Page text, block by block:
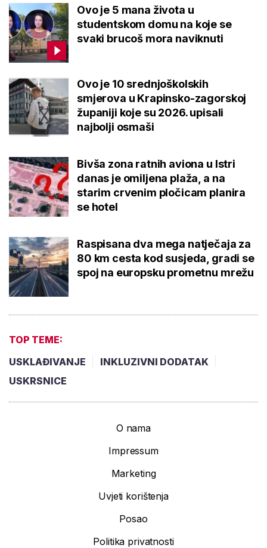
Ovo je 5 mana života u
studentskom domu na koje se
svaki brucoš mora naviknuti
Ovo je 10 srednjoškolskih
smjerova u Krapinsko-zagorskoj
županiji koje su 2026. upisali
najbolji osmaši
Bivša zona ratnih aviona u Istri
danas je omiljena plaža, a na
starim crvenim pločicam planira
se hotel
Raspisana dva mega natječaja za
80 km cesta kod susjeda, gradi se
spoj na europsku prometnu mrežu
TOP TEME:
USKLAĐIVANJE
INKLUZIVNI DODATAK
USKRSNICE
O nama
Impressum
Marketing
Uvjeti korištenja
Posao
Politika privatnosti